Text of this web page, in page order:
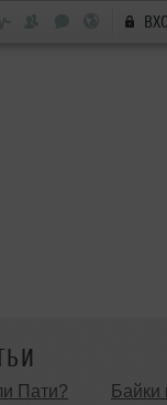
Пати? Байки